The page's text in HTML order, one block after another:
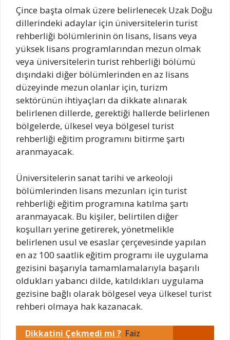
Çince başta olmak üzere belirlenecek Uzak Doğu
dillerindeki adaylar için üniversitelerin turist
rehberliği bölümlerinin ön lisans, lisans veya
yüksek lisans programlarından mezun olmak
veya üniversitelerin turist rehberliği bölümü
dışındaki diğer bölümlerinden en az lisans
düzeyinde mezun olanlar için, turizm
sektörünün ihtiyaçları da dikkate alınarak
belirlenen dillerde, gerektiği hallerde belirlenen
bölgelerde, ülkesel veya bölgesel turist
rehberliği eğitim programını bitirme şartı
aranmayacak.
Üniversitelerin sanat tarihi ve arkeoloji
bölümlerinden lisans mezunları için turist
rehberliği eğitim programına katılma şartı
aranmayacak. Bu kişiler, belirtilen diğer
koşulları yerine getirerek, yönetmelikle
belirlenen usul ve esaslar çerçevesinde yapılan
en az 100 saatlik eğitim programı ile uygulama
gezisini başarıyla tamamlamalarıyla başarılı
oldukları yabancı dilde, katıldıkları uygulama
gezisine bağlı olarak bölgesel veya ülkesel turist
rehberi olmaya hak kazanacak.
Dikkatini Çekmedi mi ? Faiz